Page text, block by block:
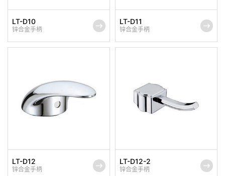
LT-D10
锌合金手柄
LT-D11
锌合金手柄
LT-D12
锌合金手柄
LT-D12-2
锌合金手柄